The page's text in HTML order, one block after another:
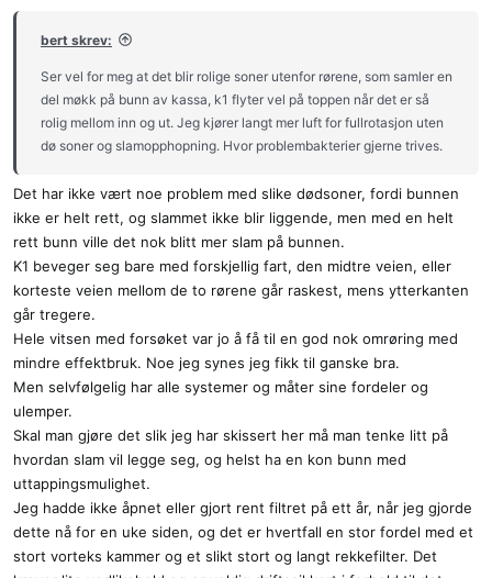
bert skrev:
Ser vel for meg at det blir rolige soner utenfor rørene, som samler en
del møkk på bunn av kassa, k1 flyter vel på toppen når det er så
rolig mellom inn og ut. Jeg kjører langt mer luft for fullrotasjon uten
dø soner og slamopphopning. Hvor problembakterier gjerne trives.
Det har ikke vært noe problem med slike dødsoner, fordi bunnen
ikke er helt rett, og slammet ikke blir liggende, men med en helt
rett bunn ville det nok blitt mer slam på bunnen.
K1 beveger seg bare med forskjellig fart, den midtre veien, eller
korteste veien mellom de to rørene går raskest, mens ytterkanten
går tregere.
Hele vitsen med forsøket var jo å få til en god nok omrøring med
mindre effektbruk. Noe jeg synes jeg fikk til ganske bra.
Men selvfølgelig har alle systemer og måter sine fordeler og
ulemper.
Skal man gjøre det slik jeg har skissert her må man tenke litt på
hvordan slam vil legge seg, og helst ha en kon bunn med
uttappingsmulighet.
Jeg hadde ikke åpnet eller gjort rent filtret på ett år, når jeg gjorde
dette nå for en uke siden, og det er hvertfall en stor fordel med et
stort vorteks kammer og et slikt stort og langt rekkefilter. Det